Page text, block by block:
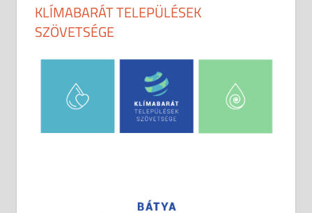
KLÍMABARÁT TELEPÜLÉSEK
SZÖVETSÉGE